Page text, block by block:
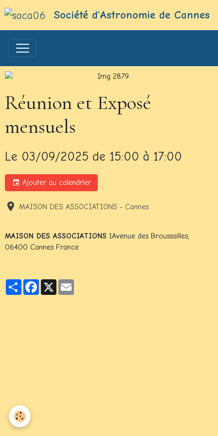
Société d’Astronomie de Cannes
Réunion et Exposé
mensuels
Le 03/09/2025 de 15:00 à 17:00
Ajouter au calendrier
MAISON DES ASSOCIATIONS - Cannes
MAISON DES ASSOCIATIONS 1Avenue des Broussailles,
06400 Cannes France
PartagerFacebook
X